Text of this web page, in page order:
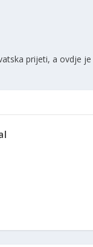
prijeti, a ovdje je